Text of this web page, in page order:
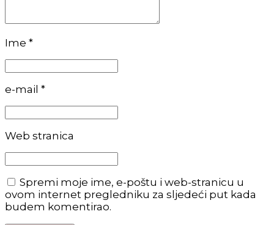
Ime *
e-mail *
Web stranica
Spremi moje ime, e-poštu i web-stranicu u
ovom internet pregledniku za sljedeći put kada
budem komentirao.